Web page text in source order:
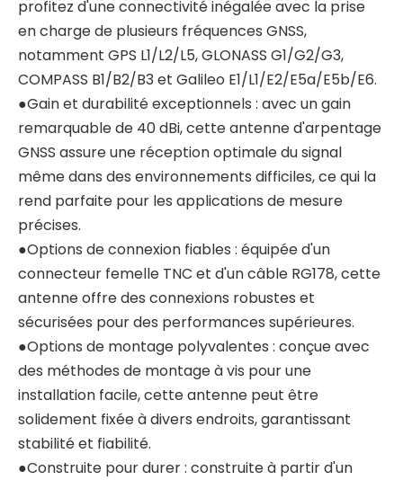
profitez d'une connectivité inégalée avec la prise
en charge de plusieurs fréquences GNSS,
notamment GPS L1/L2/L5, GLONASS G1/G2/G3,
COMPASS B1/B2/B3 et Galileo E1/L1/E2/E5a/E5b/E6.
●Gain et durabilité exceptionnels : avec un gain
remarquable de 40 dBi, cette antenne d'arpentage
GNSS assure une réception optimale du signal
même dans des environnements difficiles, ce qui la
rend parfaite pour les applications de mesure
précises.
●Options de connexion fiables : équipée d'un
connecteur femelle TNC et d'un câble RG178, cette
antenne offre des connexions robustes et
sécurisées pour des performances supérieures.
●Options de montage polyvalentes : conçue avec
des méthodes de montage à vis pour une
installation facile, cette antenne peut être
solidement fixée à divers endroits, garantissant
stabilité et fiabilité.
●Construite pour durer : construite à partir d'un